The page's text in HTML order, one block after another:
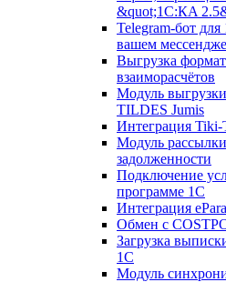
&quot;1С:КA
Telegram-бот
вашем
Выгрузка
взаиморасчётов
Модуль
TILDES Jumis
Интеграция Tiki-
Модуль
задолженности
Подключение
программе 1С
Интеграция
Обмен с
Загрузка
1C
Модуль